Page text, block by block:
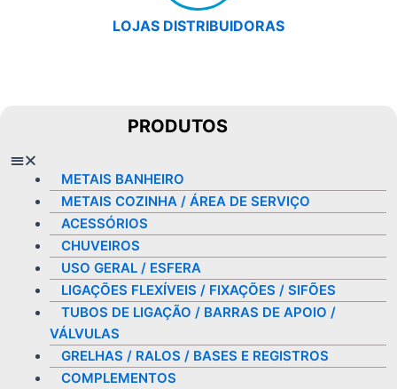
LOJAS DISTRIBUIDORAS
PRODUTOS
METAIS BANHEIRO
METAIS COZINHA / ÁREA DE SERVIÇO
ACESSÓRIOS
CHUVEIROS
USO GERAL / ESFERA
LIGAÇÕES FLEXÍVEIS / FIXAÇÕES / SIFÕES
TUBOS DE LIGAÇÃO / BARRAS DE APOIO /
VÁLVULAS
GRELHAS / RALOS / BASES E REGISTROS
COMPLEMENTOS